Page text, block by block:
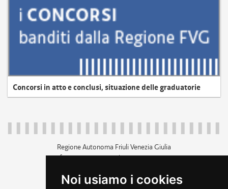
Noi usiamo i cookies
Concorsi in atto e conclusi, situazione delle graduatorie
Regione Autonoma Friuli Venezia Giulia
c.f. 80014930327; p.iva 00526040324
+39 040 3771111